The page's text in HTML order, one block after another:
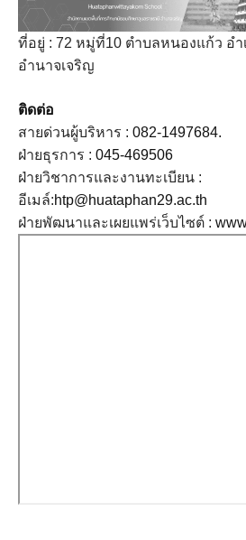
ที่อยู่ : 72 หมู่ที่10 ตำบลหนองแก้ว อ
อำนาจเจริญ
ติดต่อ
สายด่วนผู้บริหาร : 082-1497684.
ฝ่ายธุรการ : 045-469506
ฝ่ายวิชาการและงานทะเบียน :
อีเมล์:htp@huataphan29.ac.th
ฝ่ายพัฒนาและเผยแพร่เว็บไซต์ :